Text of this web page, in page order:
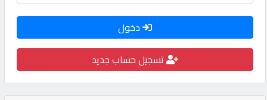
كيو
كيو
كارز
دخول
تسجيل حساب جديد